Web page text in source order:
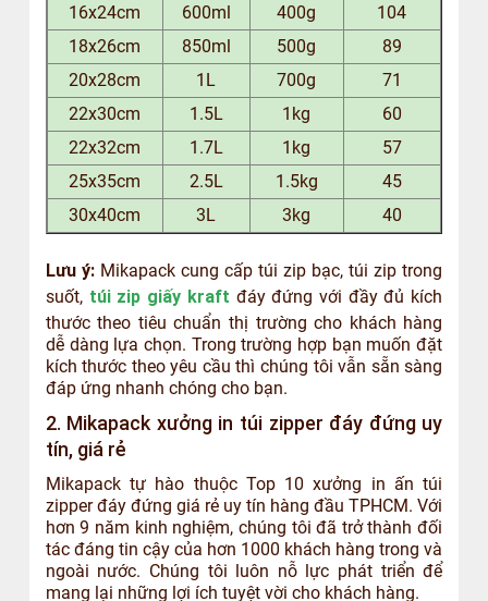
16x24cm
600ml 400g
104
18x26cm
850ml 500g
89
20x28cm
1L 700g
71
22x30cm
1.5L 1kg
60
22x32cm
1.7L 1kg
57
25x35cm
2.5L 1.5kg
45
30x40cm
3L 3kg 40
Lưu ý: Mikapack cung cấp túi zip bạc, túi zip trong
suốt, túi zip giấy kraft đáy đứng với đầy đủ kích
thước theo tiêu chuẩn thị trường cho khách hàng
dễ dàng lựa chọn. Trong trường hợp bạn muốn đặt
kích thước theo yêu cầu thì chúng tôi vẫn sẵn sàng
đáp ứng nhanh chóng cho bạn.
2. Mikapack xưởng in túi zipper đáy đứng uy
tín, giá rẻ
Mikapack tự hào thuộc Top 10 xưởng in ấn túi
zipper đáy đứng giá rẻ uy tín hàng đầu TPHCM. Với
hơn 9 năm kinh nghiệm, chúng tôi đã trở thành đối
tác đáng tin cậy của hơn 1000 khách hàng trong và
ngoài nước. Chúng tôi luôn nỗ lực phát triển để
mang lại những lợi ích tuyệt vời cho khách hàng.